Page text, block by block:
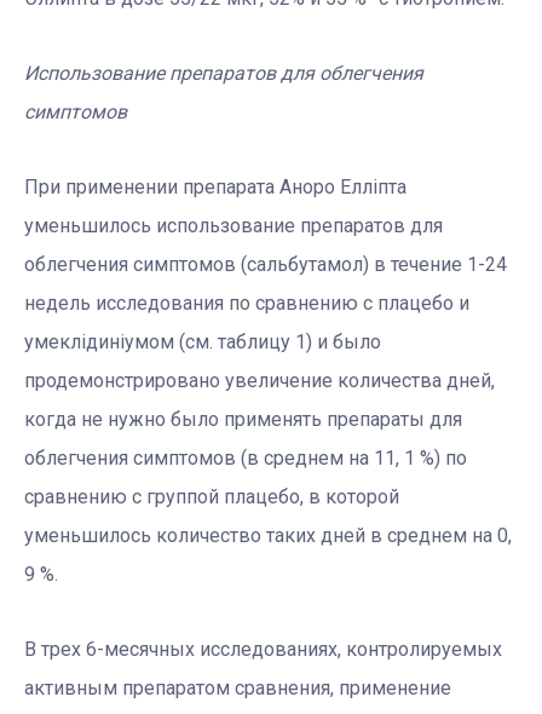
Использование препаратов для облегчения
симптомов
При применении препарата Аноро Елліпта
уменьшилось использование препаратов для
облегчения симптомов (сальбутамол) в течение 1-24
недель исследования по сравнению с плацебо и
умеклідиніумом (см. таблицу 1) и было
продемонстрировано увеличение количества дней,
когда не нужно было применять препараты для
облегчения симптомов (в среднем на 11, 1 %) по
сравнению с группой плацебо, в которой
уменьшилось количество таких дней в среднем на 0,
9 %.
В трех 6-месячных исследованиях, контролируемых
активным препаратом сравнения, применение